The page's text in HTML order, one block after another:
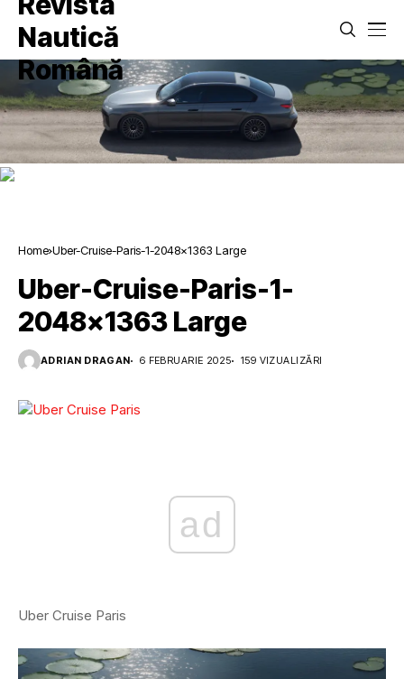
Home Uber-Cruise-Paris-1-2048×1363 Large
Uber-Cruise-Paris-1-
2048×1363 Large
ADRIAN DRAGAN 6 FEBRUARIE 2025 159 VIZUALIZĂRI
ad
Uber Cruise Paris